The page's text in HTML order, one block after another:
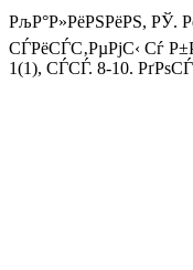
РљР°Р»РёРЅРёРЅ, РЎ.
СЃРёСЃС‚РµРјС‹ Сѓ
1(1), СЃСЃ. 8-10.